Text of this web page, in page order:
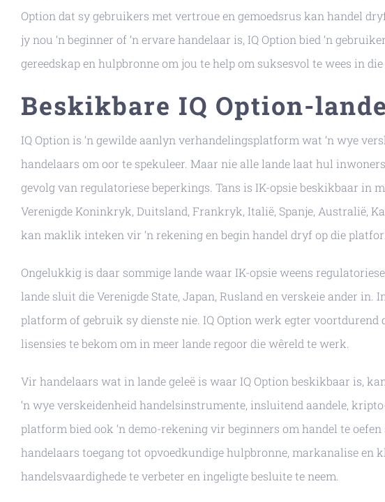
Option dat sy gebruikers met vertroue en gemoedsrus kan handel
jy nou ‘n beginner of ‘n ervare handelaar is, IQ Option bied ‘n
gereedskap en hulpbronne om jou te help om suksesvol te wees in
Beskikbare IQ Option-lande
IQ Option is ‘n gewilde aanlyn verhandelingsplatform wat ‘n wye
handelaars om oor te spekuleer. Maar nie alle lande laat hul
gevolg van regulatoriese beperkings. Tans is IK-opsie beskikbaar in
Verenigde Koninkryk, Duitsland, Frankryk, Italië, Spanje, Australië,
kan maklik inteken vir ‘n rekening en begin handel dryf op die
Ongelukkig is daar sommige lande waar IK-opsie weens
lande sluit die Verenigde State, Japan, Rusland en verskeie ander
platform of gebruik sy dienste nie. IQ Option werk egter voortdurend
lisensies te bekom om in meer lande regoor die wêreld te werk.
Vir handelaars wat in lande geleë is waar IQ Option beskikbaar is,
‘n wye verskeidenheid handelsinstrumente, insluitend aandele,
platform bied ook ‘n demo-rekening vir beginners om handel te
handelaars toegang tot opvoedkundige hulpbronne, markanalise en
handelsvaardighede te verbeter en ingeligte besluite te neem.